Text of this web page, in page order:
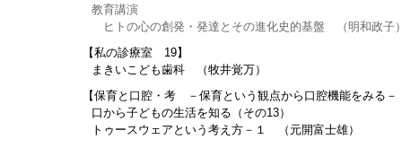
教育講演
ヒトの心の創発・発達とその進化史的基盤 （明和政子
【私の診療室 19】
まきいこども歯科 （牧井覚万）
【保育と口腔・考 －保育という観点から口腔機能をみる
口から子どもの生活を知る（その13）
トゥースウェアという考え方－１ （元開富士雄）